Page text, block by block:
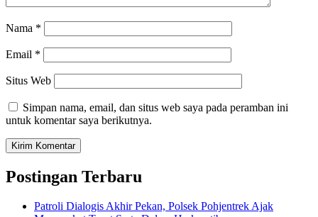
Nama *
Email *
Situs Web
Simpan nama, email, dan situs web saya pada peramban ini
untuk komentar saya berikutnya.
Postingan Terbaru
Patroli Dialogis Akhir Pekan, Polsek Pohjentrek Ajak